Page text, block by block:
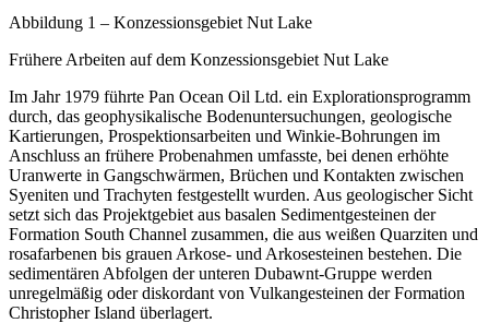
Abbildung 1 – Konzessionsgebiet Nut Lake
Frühere Arbeiten auf dem Konzessionsgebiet Nut Lake
Im Jahr 1979 führte Pan Ocean Oil Ltd. ein Explorationsprogramm
durch, das geophysikalische Bodenuntersuchungen, geologische
Kartierungen, Prospektionsarbeiten und Winkie-Bohrungen im
Anschluss an frühere Probenahmen umfasste, bei denen erhöhte
Uranwerte in Gangschwärmen, Brüchen und Kontakten zwischen
Syeniten und Trachyten festgestellt wurden. Aus geologischer Sicht
setzt sich das Projektgebiet aus basalen Sedimentgesteinen der
Formation South Channel zusammen, die aus weißen Quarziten und
rosafarbenen bis grauen Arkose- und Arkosesteinen bestehen. Die
sedimentären Abfolgen der unteren Dubawnt-Gruppe werden
unregelmäßig oder diskordant von Vulkangesteinen der Formation
Christopher Island überlagert.